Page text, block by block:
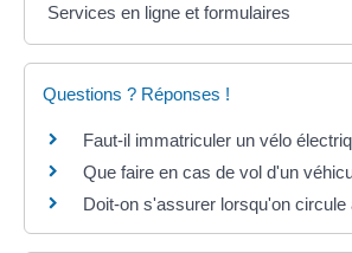
Services en ligne et formulaires
Questions ? Réponses !
Faut-il immatriculer un vélo
Que faire en cas de vol d'un
Doit-on s'assurer lorsqu'on circule